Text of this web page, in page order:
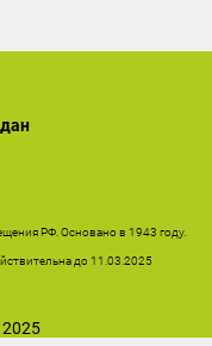
РФ. Основано в 1943 году.
до 11.03.2025